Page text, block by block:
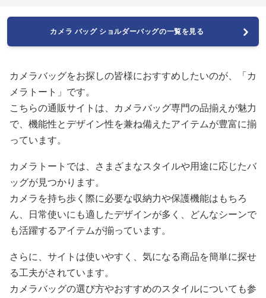
カメラ バッグ ショルダーバッグの一覧を見る
カメラバッグをお探しの皆様におすすめしたいのが、「カ
メラトート」です。
こちらの通販サイトは、カメラバッグ専門の品揃えが魅力
で、機能性とデザイン性を兼ね備えたアイテムが豊富に揃
っています。
カメラトートでは、さまざまなスタイルや用途に応じたバ
ッグが見つかります。
カメラを持ち歩く際に必要な収納力や保護機能はもちろ
ん、日常使いにも適したデザインが多く、どんなシーンで
も活躍するアイテムが揃っています。
さらに、サイトは使いやすく、気になる商品を簡単に探せ
る工夫がされています。
カメラバッグの選び方やおすすめのスタイルについても参